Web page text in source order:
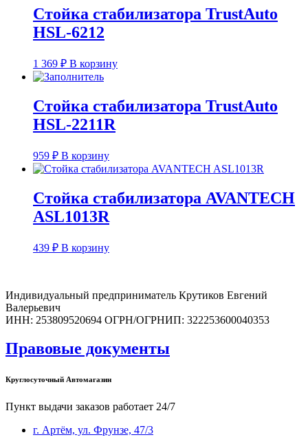
Стойка стабилизатора TrustAuto
HSL-6212
1 369 ₽ В корзину
Стойка стабилизатора TrustAuto
HSL-2211R
959 ₽ В корзину
Стойка стабилизатора AVANTECH
ASL1013R
439 ₽ В корзину
Индивидуальный предприниматель Крутиков Евгений
Валерьевич
ИНН: 253809520694 ОГРН/ОГРНИП: 322253600040353
Правовые документы
Круглосуточный Автомагазин
Пункт выдачи заказов работает 24/7
г. Артём, ул. Фрунзе, 47/3